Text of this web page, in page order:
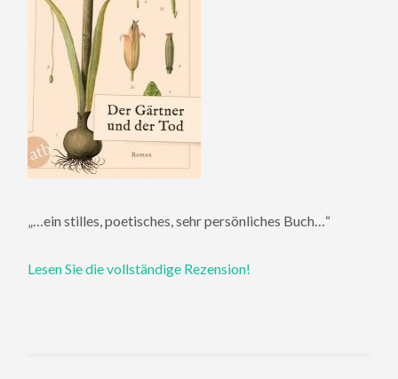
„…ein stilles, poetisches, sehr persönliches Buch…“
Lesen Sie die vollständige Rezension!